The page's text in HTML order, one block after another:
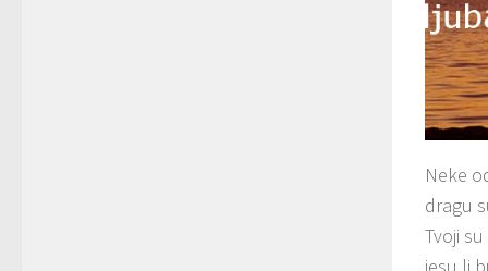
Neke
dragu
Tvoji
jesu li